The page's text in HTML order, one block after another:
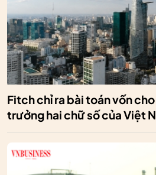
Fitch chỉ ra bài toán vốn
trưởng hai chữ số của Việt